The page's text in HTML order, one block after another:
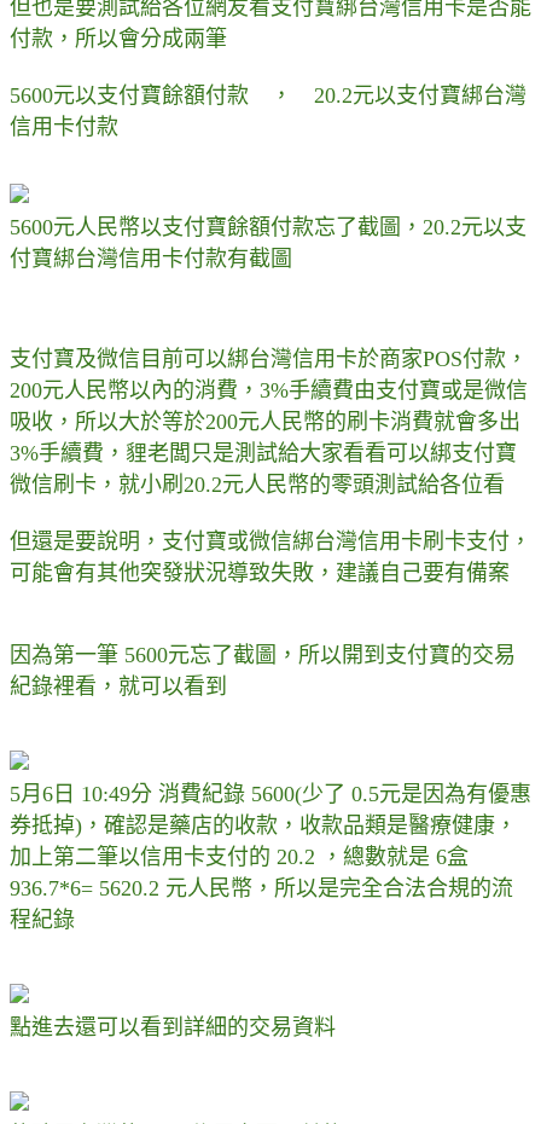
但也是要測試給各位網友看支付寶綁台灣信用卡是否能
付款，所以會分成兩筆
5600元以支付寶餘額付款 ， 20.2元以支付寶綁台灣
信用卡付款
5600元人民幣以支付寶餘額付款忘了截圖，20.2元以支
付寶綁台灣信用卡付款有截圖
支付寶及微信目前可以綁台灣信用卡於商家POS付款，
200元人民幣以內的消費，3%手續費由支付寶或是微信
吸收，所以大於等於200元人民幣的刷卡消費就會多出
3%手續費，貍老闆只是測試給大家看看可以綁支付寶
微信刷卡，就小刷20.2元人民幣的零頭測試給各位看
但還是要說明，支付寶或微信綁台灣信用卡刷卡支付，
可能會有其他突發狀況導致失敗，建議自己要有備案
因為第一筆 5600元忘了截圖，所以開到支付寶的交易
紀錄裡看，就可以看到
5月6日 10:49分 消費紀錄 5600(少了 0.5元是因為有優惠
券抵掉)，確認是藥店的收款，收款品類是醫療健康，
加上第二筆以信用卡支付的 20.2 ，總數就是 6盒
936.7*6= 5620.2 元人民幣，所以是完全合法合規的流
程紀錄
點進去還可以看到詳細的交易資料